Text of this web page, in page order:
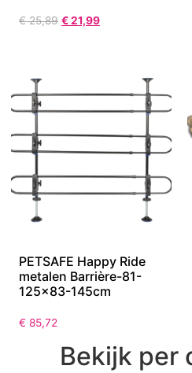
€25,89 €21,99
PETSAFE Happy Ride
metalen Barrière-81-
125×83-145cm
€ 85,72
Bekijk per